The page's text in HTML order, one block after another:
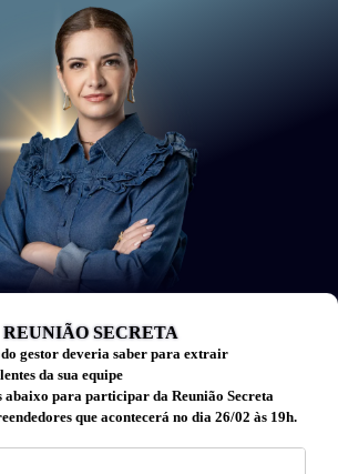
REUNIÃO SECRETA
gestor deveria saber para extrair
da sua equipe
abaixo para participar da Reunião Secreta
que acontecerá no dia 26/02 às 19h.